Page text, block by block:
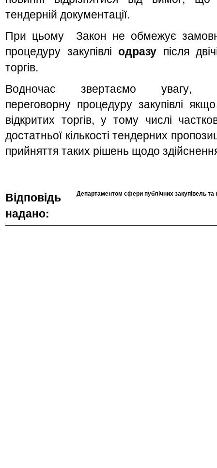
тендерній документації.
При цьому Закон не обмежує
процедуру закупівлі одразу після
торгів.
Водночас звертаємо увагу,
переговорну процедуру закупівлі
відкритих торгів, у тому числі
достатньої кількості тендерних
прийняття таких рішень щодо
Відповідь
надано:
Департаментом сфери публічних закупівель та